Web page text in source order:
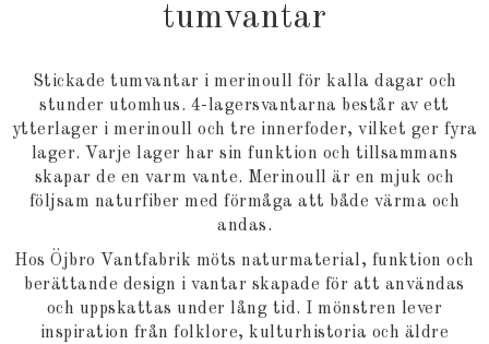
tumvantar
Stickade tumvantar i merinoull för kalla dagar och
stunder utomhus. 4-lagersvantarna består av ett
ytterlager i merinoull och tre innerfoder, vilket ger fyra
lager. Varje lager har sin funktion och tillsammans
skapar de en varm vante. Merinoull är en mjuk och
följsam naturfiber med förmåga att både värma och
andas.
Hos Öjbro Vantfabrik möts naturmaterial, funktion och
berättande design i vantar skapade för att användas
och uppskattas under lång tid. I mönstren lever
inspiration från folklore, kulturhistoria och äldre